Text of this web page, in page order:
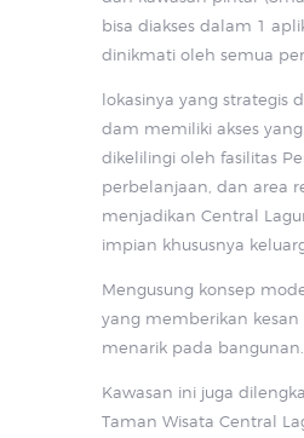
bisa diakses dalam 1
dinikmati oleh semua
lokasinya yang strategis
dam memiliki akses
dikelilingi oleh fasilitas
perbelanjaan, dan area
menjadikan Central
impian khususnya
Mengusung konsep
yang memberikan
menarik pada bangunan.
Kawasan ini juga
Taman Wisata Central